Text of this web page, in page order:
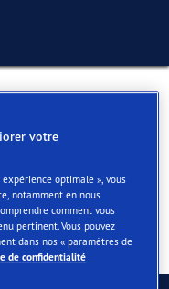
votre
optimale », vous
notamment en nous
comment vous
pertinent. Vous pouvez
dans nos « paramètres de
de confidentialité